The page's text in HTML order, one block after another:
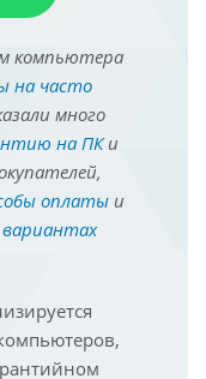
компьютера
на часто
много
на ПКи
оплатыи